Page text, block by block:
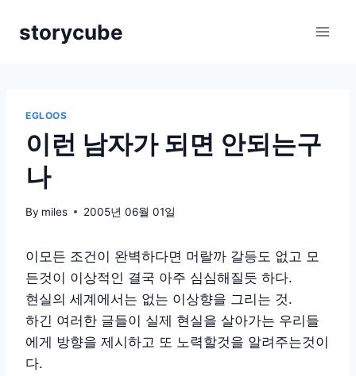
storycube
EGLOOS
이런 남자가 되면 안되는구
나
By miles 2005년 06월 01일
이모든 조건이 완벽하다면 머랄까 갈등도 없고 모
든것이 이상적인 결국 아주 심심해질듯 하다.
현실의 세계에서는 없는 이상향을 그리는 것.
하긴 여러한 글들이 실제 현실을 살아가는 우리들
에게 방향을 제시하고 또 노력할것을 알려주는것이
다.